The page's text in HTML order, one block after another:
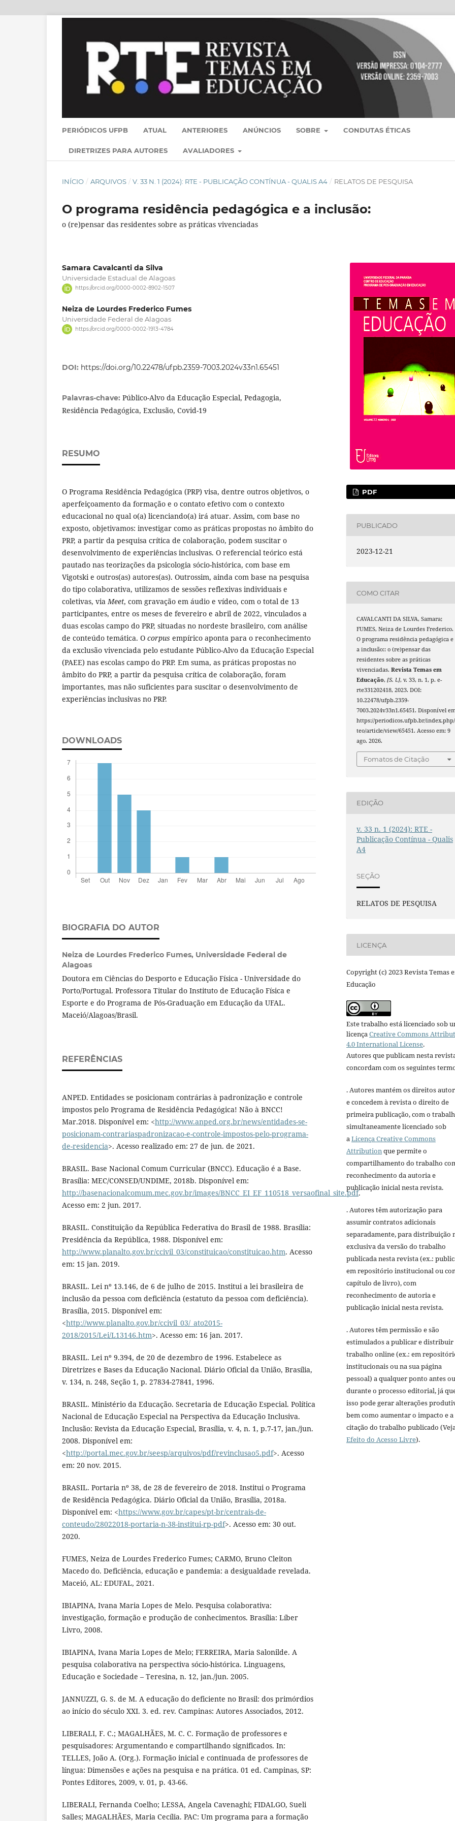
PERIÓDICOS UFPB ATUAL ANTERIORES ANÚNCIOS SOBRE CONDUTAS ÉTICAS
DIRETRIZES PARA AUTORES AVALIADORES
INÍCIO / ARQUIVOS / V. 33 N. 1 (2024): RTE - PUBLICAÇÃO CONTÍNUA - QUALIS A4 / RELATOS DE PESQUISA
O programa residência pedagógica e a inclusão:
o (re)pensar das residentes sobre as práticas vivenciadas
Samara Cavalcanti da Silva
Universidade Estadual de Alagoas
https://orcid.org/0000-0002-8902-1507
Neiza de Lourdes Frederico Fumes
Universidade Federal de Alagoas
https://orcid.org/0000-0002-1913-4784
DOI: https://doi.org/10.22478/ufpb.2359-7003.2024v33n1.65451
Palavras-chave: Público-Alvo da Educação Especial, Pedagogia,
Residência Pedagógica, Exclusão, Covid-19
RESUMO
O Programa Residência Pedagógica (PRP) visa, dentre outros objetivos, o
aperfeiçoamento da formação e o contato efetivo com o contexto
educacional no qual o(a) licenciando(a) irá atuar. Assim, com base no
exposto, objetivamos: investigar como as práticas propostas no âmbito do
PRP, a partir da pesquisa crítica de colaboração, podem suscitar o
desenvolvimento de experiências inclusivas. O referencial teórico está
pautado nas teorizações da psicologia sócio-histórica, com base em
Vigotski e outros(as) autores(as). Outrossim, ainda com base na pesquisa
do tipo colaborativa, utilizamos de sessões reflexivas individuais e
coletivas, viaMeet, com gravação em áudio e vídeo, com o total de 13
participantes, entre os meses de fevereiro e abril de 2022, vinculados a
duas escolas campo do PRP, situadas no nordeste brasileiro, com análise
de conteúdo temática. O corpus empírico aponta para o reconhecimento
da exclusão vivenciada pelo estudante Público-Alvo da Educação Especial
(PAEE) nas escolas campo do PRP. Em suma, as práticas propostas no
âmbito do PRP, a partir da pesquisa crítica de colaboração, foram
importantes, mas não suficientes para suscitar o desenvolvimento de
experiências inclusivas no PRP.
DOWNLOADS
BIOGRAFIA DO AUTOR
Neiza de Lourdes Frederico Fumes, Universidade Federal de
Alagoas
Doutora em Ciências do Desporto e Educação Física - Universidade do
Porto/Portugal. Professora Titular do Instituto de Educação Física e
Esporte e do Programa de Pós-Graduação em Educação da UFAL.
Maceió/Alagoas/Brasil.
REFERÊNCIAS
ANPED. Entidades se posicionam contrárias à padronização e controle
impostos pelo Programa de Residência Pedagógica! Não à BNCC!
Mar.2018. Disponível em: <http://www.anped.org.br/news/entidades-se-
posicionam-contrariaspadronizacao-e-controle-impostos-pelo-programa-
de-residencia>. Acesso realizado em: 27 de jun. de 2021.
BRASIL. Base Nacional Comum Curricular (BNCC). Educação é a Base.
Brasília: MEC/CONSED/UNDIME, 2018b. Disponível em:
http://basenacionalcomum.mec.gov.br/images/BNCC_EI_EF_110518_versaofinal_site.pdf.
Acesso em: 2 jun. 2017.
BRASIL. Constituição da República Federativa do Brasil de 1988. Brasília:
Presidência da República, 1988. Disponível em:
http://www.planalto.gov.br/ccivil_03/constituicao/constituicao.htm. Acesso
em: 15 jan. 2019.
BRASIL. Lei nº 13.146, de 6 de julho de 2015. Institui a lei brasileira de
inclusão da pessoa com deficiência (estatuto da pessoa com deficiência).
Brasília, 2015. Disponível em:
<http://www.planalto.gov.br/ccivil_03/_ato2015-
2018/2015/Lei/L13146.htm>. Acesso em: 16 jan. 2017.
BRASIL. Lei nº 9.394, de 20 de dezembro de 1996. Estabelece as
Diretrizes e Bases da Educação Nacional. Diário Oficial da União, Brasília,
v. 134, n. 248, Seção 1, p. 27834-27841, 1996.
BRASIL. Ministério da Educação. Secretaria de Educação Especial. Política
Nacional de Educação Especial na Perspectiva da Educação Inclusiva.
Inclusão: Revista da Educação Especial, Brasília, v. 4, n. 1, p.7-17, jan./jun.
2008. Disponível em:
<http://portal.mec.gov.br/seesp/arquivos/pdf/revinclusao5.pdf>. Acesso
em: 20 nov. 2015.
BRASIL. Portaria nº 38, de 28 de fevereiro de 2018. Institui o Programa
de Residência Pedagógica. Diário Oficial da União, Brasília, 2018a.
Disponível em: <https://www.gov.br/capes/pt-br/centrais-de-
conteudo/28022018-portaria-n-38-institui-rp-pdf>. Acesso em: 30 out.
2020.
FUMES, Neiza de Lourdes Frederico Fumes; CARMO, Bruno Cleiton
Macedo do. Deficiência, educação e pandemia: a desigualdade revelada.
Maceió, AL: EDUFAL, 2021.
IBIAPINA, Ivana Maria Lopes de Melo. Pesquisa colaborativa:
investigação, formação e produção de conhecimentos. Brasília: Líber
Livro, 2008.
IBIAPINA, Ivana Maria Lopes de Melo; FERREIRA, Maria Salonilde. A
pesquisa colaborativa na perspectiva sócio-histórica. Linguagens,
Educação e Sociedade – Teresina, n. 12, jan./jun. 2005.
JANNUZZI, G. S. de M. A educação do deficiente no Brasil: dos primórdios
ao início do século XXI. 3. ed. rev. Campinas: Autores Associados, 2012.
LIBERALI, F. C.; MAGALHÃES, M. C. C. Formação de professores e
pesquisadores: Argumentando e compartilhando significados. In:
TELLES, João A. (Org.). Formação inicial e continuada de professores de
língua: Dimensões e ações na pesquisa e na prática. 01 ed. Campinas, SP:
Pontes Editores, 2009, v. 01, p. 43-66.
LIBERALI, Fernanda Coelho; LESSA, Angela Cavenaghi; FIDALGO, Sueli
Salles; MAGALHÃES, Maria Cecília. PAC: Um programa para a formação
PDF
PUBLICADO
2023-12-21
COMO CITAR
CAVALCANTI DA SILVA, Samara;
FUMES, Neiza de Lourdes Frederico.
O programa residência pedagógica e
a inclusão:: o (re)pensar das
residentes sobre as práticas
vivenciadas.Revista Temas em
Educação,[S. l.], v. 33, n. 1, p. e-
rte331202418, 2023. DOI:
10.22478/ufpb.2359-
7003.2024v33n1.65451. Disponível
https://periodicos.ufpb.br/
teo/article/view/65451. Acesso em: 9
ago. 2026.
Fomatos de Citação
EDIÇÃO
v. 33 n. 1 (2024): RTE -
Publicação Contínua - Qualis
A4
SEÇÃO
RELATOS DE PESQUISA
LICENÇA
Copyright (c) 2023 Revista Temas
Educação
Este trabalho está licenciado sob
licençaCreative Commons
4.0 International License.
Autores que publicam nesta
concordam com os seguintes
. Autores mantém os direitos
e concedem à revista o direito de
primeira publicação, com o
simultaneamente licenciado sob
aLicença Creative Commons
Attributionque permite o
compartilhamento do trabalho
reconhecimento da autoria e
publicação inicial nesta revista.
. Autores têm autorização para
assumir contratos adicionais
separadamente, para distribuição
exclusiva da versão do trabalho
publicada nesta revista (ex.:
em repositório institucional ou
capítulo de livro), com
reconhecimento de autoria e
publicação inicial nesta revista.
. Autores têm permissão e são
estimulados a publicar e distribuir
trabalho online (ex.: em
institucionais ou na sua página
pessoal) a qualquer ponto antes ou
durante o processo editorial, já
isso pode gerar alterações
bem como aumentar o impacto e a
citação do trabalho publicado
Efeito do Acesso Livre).